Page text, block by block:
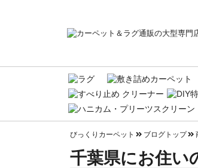
びっくりカーペット ブログトップ
千葉県にお住い